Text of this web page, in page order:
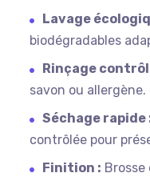
Lavage
biodégradables
Rinçage
savon ou allergène.
Séchage rapide
contrôlée pour
Finition :